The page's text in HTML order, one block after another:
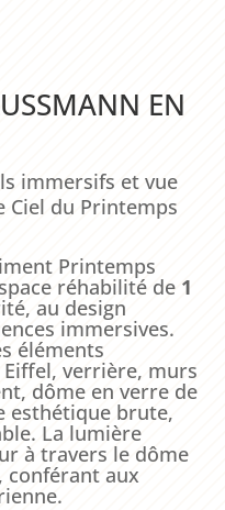
EN
immersifs et vue
Ciel du Printemps
Printemps
réhabilité de 1
au design
immersives.
éléments
verrière, murs
dôme en verre de
esthétique brute,
La lumière
à travers le dôme
conférant aux